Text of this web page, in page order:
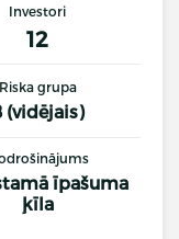
Investori
12
Riska grupa
(vidējais)
īpašuma
ķīla